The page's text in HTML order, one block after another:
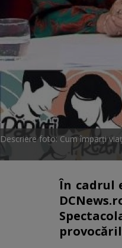
Descriere foto: Cum împarți
În cadrul